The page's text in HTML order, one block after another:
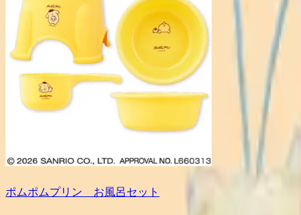
ポムポムプリン お風呂セット